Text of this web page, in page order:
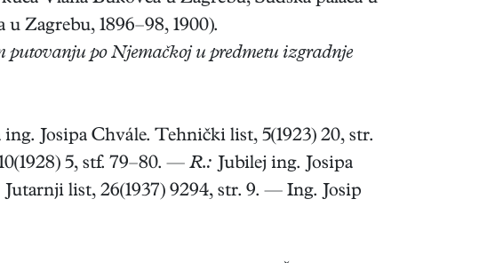
Zagrebu, 1896–98, 1900).
putovanju po Njemačkoj u predmetu izgradnje
Josipa Chvále. Tehnički list, 5(1923) 20, str.
5, stf. 79–80. — R.: Jubilej ing. Josipa
Jutarnji list, 26(1937) 9294, str. 9. — Ing. Josip